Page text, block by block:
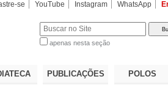
se YouTube Instagram WhatsApp
apenas nesta seção
PUBLICAÇÕES POLOS